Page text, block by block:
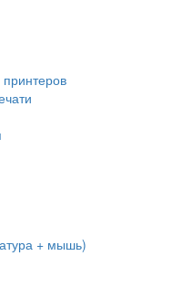
+ мышь)